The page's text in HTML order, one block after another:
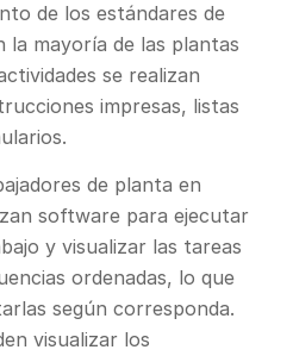
de los estándares de
la mayoría de las plantas
se realizan
impresas, listas
de planta en
software para ejecutar
y visualizar las tareas
ordenadas, lo que
según corresponda.
visualizar los